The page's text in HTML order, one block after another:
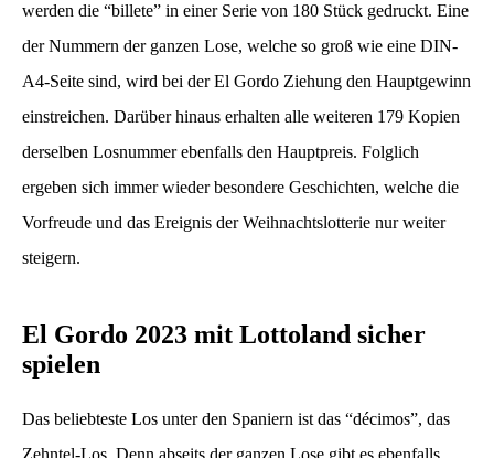
werden die “billete” in einer Serie von 180 Stück gedruckt. Eine
der Nummern der ganzen Lose, welche so groß wie eine DIN-
A4-Seite sind, wird bei der El Gordo Ziehung den Hauptgewinn
einstreichen. Darüber hinaus erhalten alle weiteren 179 Kopien
derselben Losnummer ebenfalls den Hauptpreis. Folglich
ergeben sich immer wieder besondere Geschichten, welche die
Vorfreude und das Ereignis der Weihnachtslotterie nur weiter
steigern.
El Gordo 2023 mit Lottoland sicher
spielen
Das beliebteste Los unter den Spaniern ist das “décimos”, das